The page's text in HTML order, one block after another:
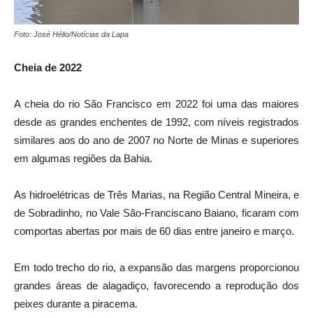
Foto: José Hélio/Notícias da Lapa
Cheia de 2022
A cheia do rio São Francisco em 2022 foi uma das maiores
desde as grandes enchentes de 1992, com níveis registrados
similares aos do ano de 2007 no Norte de Minas e superiores
em algumas regiões da Bahia.
As hidroelétricas de Três Marias, na Região Central Mineira, e
de Sobradinho, no Vale São-Franciscano Baiano, ficaram com
comportas abertas por mais de 60 dias entre janeiro e março.
Em todo trecho do rio, a expansão das margens proporcionou
grandes áreas de alagadiço, favorecendo a reprodução dos
peixes durante a piracema.